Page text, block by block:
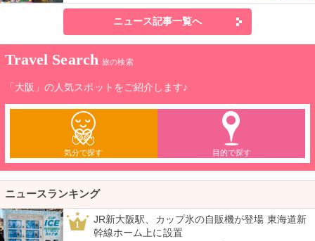
ニュース記事一覧へ
Travel Search 旅の検索
「大阪」の人気スポットをご紹介します♪
気分で探す 目的で探す
ニュースランキング
1
JR新大阪駅、カップ氷の自販機が登場 東海道新
幹線ホーム上に設置